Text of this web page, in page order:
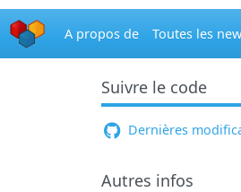
A propos de Toutes les
Suivre le code
Dernières
Autres infos